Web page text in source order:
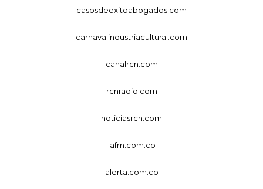
casosdeexitoabogados.com
carnavalindustriacultural.com
canalrcn.com
rcnradio.com
noticiasrcn.com
lafm.com.co
alerta.com.co